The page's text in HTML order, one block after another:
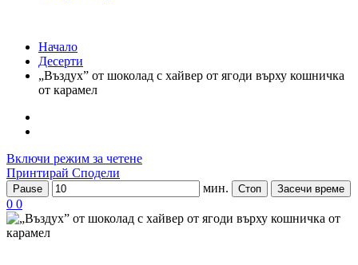
Начало
Десерти
„Въздух” от шоколад с хайвер от ягоди върху кошничка
от карамел
Включи режим за четене
Принтирай Сподели
Pause мин. Стоп Засечи време
0 0